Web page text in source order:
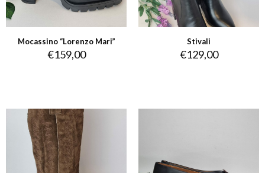
Mocassino “Lorenzo Mari”
€159,00
Stivali
€129,00